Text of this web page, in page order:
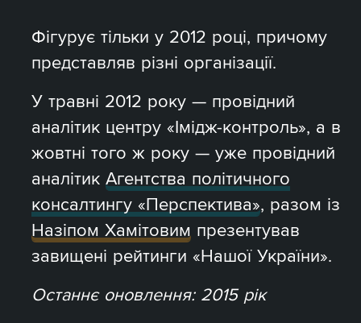
Фігурує тільки у 2012 році, причому
представляв різні організації.
У травні 2012 року — провідний
аналітик центру «Імідж-контроль», а в
жовтні того ж року — уже провідний
аналітик Агентства політичного
консалтингу «Перспектива», разом із
Назіпом Хамітовим презентував
завищені рейтинги «Нашої України».
Останнє оновлення: 2015 рік